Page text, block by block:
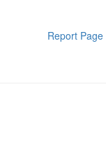
Report Page